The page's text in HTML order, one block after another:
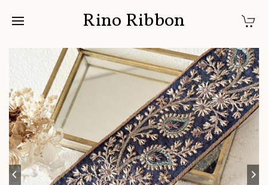
Rino Ribbon